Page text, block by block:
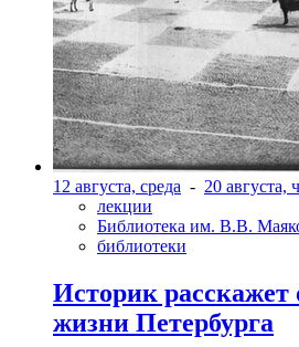
12 августа, среда - 20 августа,
лекции
Библиотека им. В.В.
библиотеки
Историк расскажет
жизни Петербурга